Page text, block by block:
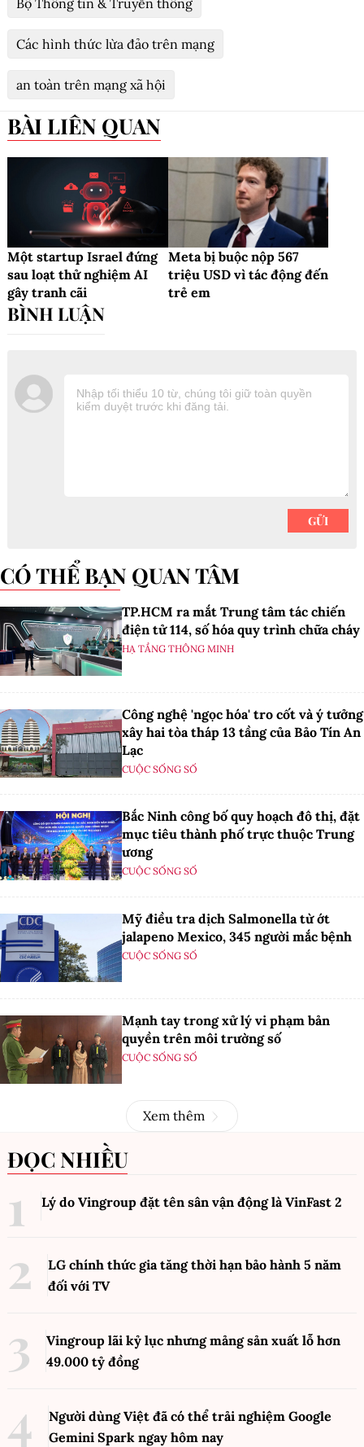
Bộ Thông tin & Truyền thông
Các hình thức lừa đảo trên mạng
an toàn trên mạng xã hội
BÀI LIÊN QUAN
Một startup Israel đứng
sau loạt thử nghiệm AI
gây tranh cãi
Meta bị buộc nộp 567
triệu USD vì tác động đến
trẻ em
CÓ THỂ BẠN QUAN TÂM
TP.HCM ra mắt Trung tâm tác chiến
điện tử 114, số hóa quy trình chữa cháy
HẠ TẦNG THÔNG MINH
Công nghệ 'ngọc hóa' tro cốt và ý tưởng
xây hai tòa tháp 13 tầng của Bảo Tín An
Lạc
CUỘC SỐNG SỐ
Bắc Ninh công bố quy hoạch đô thị, đặt
mục tiêu thành phố trực thuộc Trung
ương
CUỘC SỐNG SỐ
Mỹ điều tra dịch Salmonella từ ớt
jalapeno Mexico, 345 người mắc bệnh
CUỘC SỐNG SỐ
Mạnh tay trong xử lý vi phạm bản
quyền trên môi trường số
CUỘC SỐNG SỐ
Xem thêm
ĐỌC NHIỀU
Lý do Vingroup đặt tên sân vận động là VinFast 2
LG chính thức gia tăng thời hạn bảo hành 5 năm
đối với TV
Vingroup lãi kỷ lục nhưng mảng sản xuất lỗ hơn
49.000 tỷ đồng
Người dùng Việt đã có thể trải nghiệm Google
Gemini Spark ngay hôm nay